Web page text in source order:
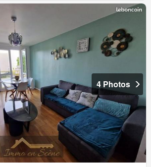
4 Photos